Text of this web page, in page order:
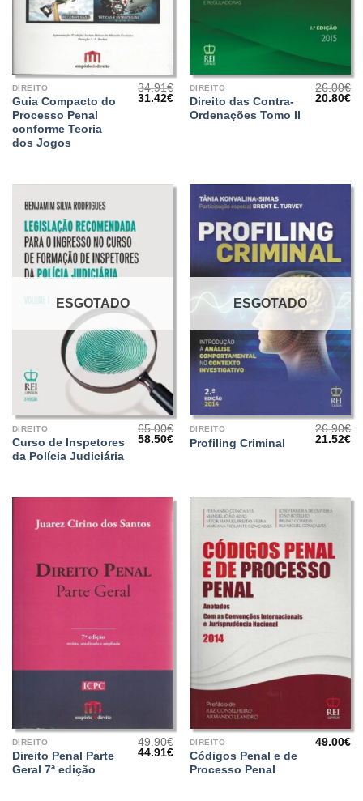
DIREITO
Guia Compacto do
Processo Penal
conforme Teoria
dos Jogos
34.91€
O
31.42€O
preço
atual
DIREITO
Direito das Contra-
Ordenações Tomo II
26.00€
O
20.80€O
ESGOTADO
DIREITO
Curso de Inspetores
da Polícia Judiciária
65.00€
O
58.50€O
preço
ESGOTADO
DIREITO
Profiling Criminal
26.90€
O
21.52€O
DIREITO
Direito Penal Parte
Geral 7ª edição
49.90€
O
44.91€O
preço
atual
DIREITO
Códigos Penal e de
Processo Penal
49.00€